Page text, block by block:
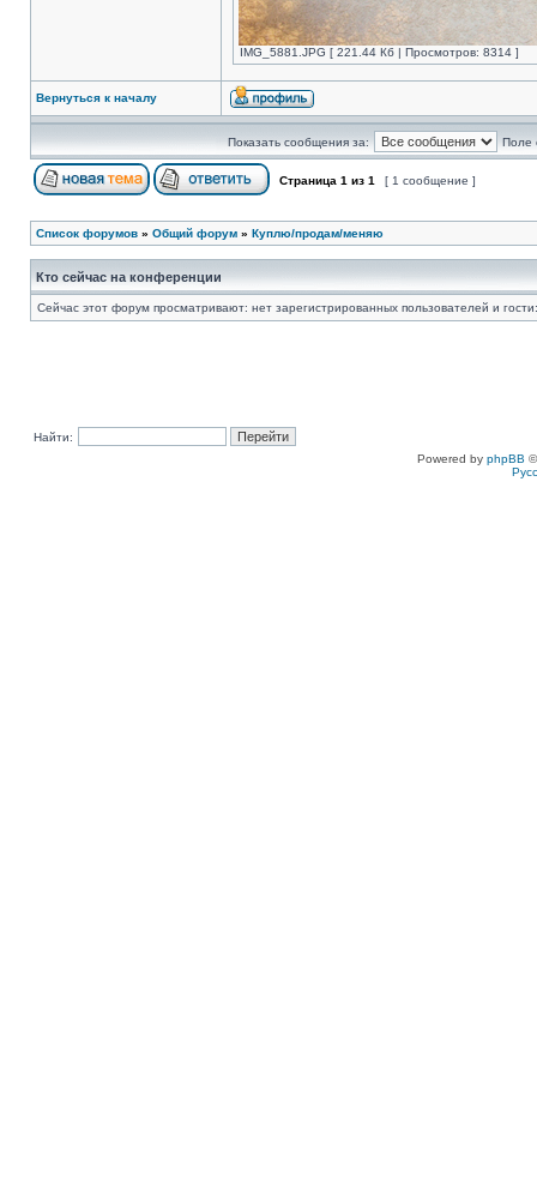
IMG_5881.JPG [ 221.44 Кб | Просмотров: 8314 ]
Вернуться к началу
Показать сообщения за: Поле
Страница 1 из 1 [ 1 сообщение ]
Список форумов » Общий форум » Куплю/продам/меняю
Кто сейчас на конференции
Сейчас этот форум просматривают: нет зарегистрированных пользователей и
Найти:
Powered by phpBB